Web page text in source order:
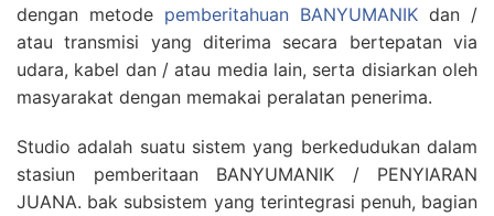
dengan metode pemberitahuan BANYUMANIK dan /
atau transmisi yang diterima secara bertepatan via
udara, kabel dan / atau media lain, serta disiarkan oleh
masyarakat dengan memakai peralatan penerima.
Studio adalah suatu sistem yang berkedudukan dalam
stasiun pemberitaan BANYUMANIK / PENYIARAN
JUANA. bak subsistem yang terintegrasi penuh, bagian